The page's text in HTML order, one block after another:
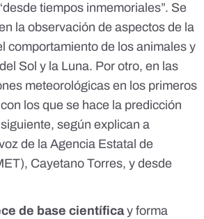
tiempos inmemoriales”. Se
la observación de aspectos de la
comportamiento de los animales y
Sol y la Luna. Por otro, en las
meteorológicas en los primeros
los que se hace la predicción
según explican a
de la Agencia Estatal de
), Cayetano Torres, y desde
de base científicay forma